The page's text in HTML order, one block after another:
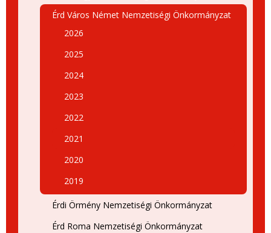
Érd Város Német Nemzetiségi Önkormányzat
2026
2025
2024
2023
2022
2021
2020
2019
Érdi Örmény Nemzetiségi Önkormányzat
Érd Roma Nemzetiségi Önkormányzat